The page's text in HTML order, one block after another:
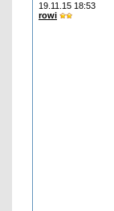
19.11.15 18:53
rowi